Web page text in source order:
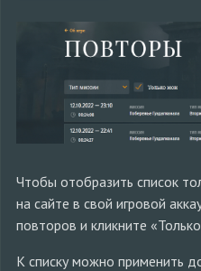
Чтобы отобразить список
на сайте в свой игровой
повторов и кликните
К списку можно применить